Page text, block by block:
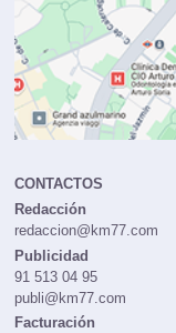
CONTACTOS
Redacción
redaccion@km77.com
Publicidad
91 513 04 95
publi@km77.com
Facturación